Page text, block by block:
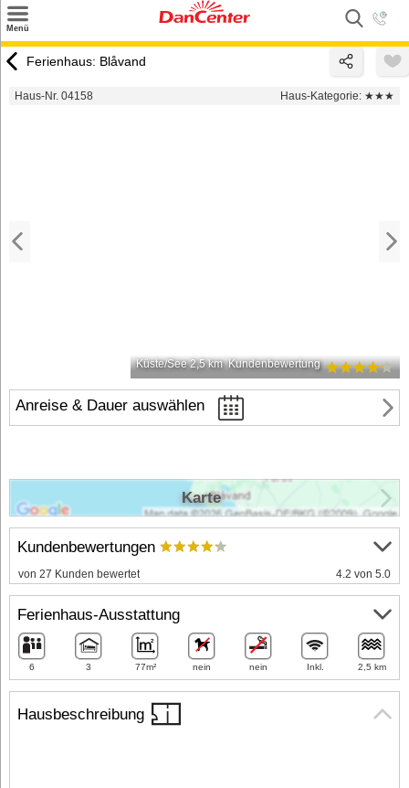
Menü
Urlaubsziele
Ferienhaus: Blåvand
Haus-Nr. 04158 Haus-Kategorie: ★★★
Küste/See 2,5 km Kundenbewertung
Anreise & Dauer auswählen
Hausbeschreibung
Kundenbewertungen
von 27 Kunden bewertet 4.2 von 5.0
Ferienhaus-Ausstattung
6 3 77m² nein nein Inkl. 2,5 km
Karte